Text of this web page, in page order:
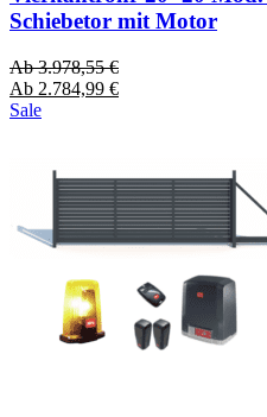
Schiebetor mit Motor
Ab3.978,55€
Ab 2.784,99 €
Sale